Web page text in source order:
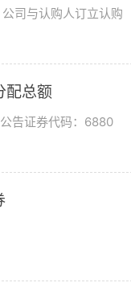
司与认购人订立认购
配总额
告证券代码：6880